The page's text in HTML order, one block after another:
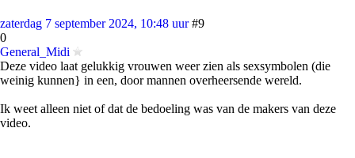
zaterdag 7 september 2024, 10:48 uur #9
0
General_Midi
Deze video laat gelukkig vrouwen weer zien als sexsymbolen (die
weinig kunnen} in een, door mannen overheersende wereld.
Ik weet alleen niet of dat de bedoeling was van de makers van deze
video.